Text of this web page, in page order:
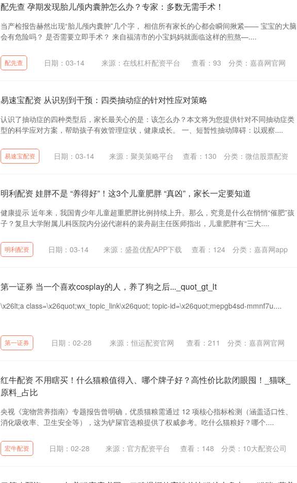
配先查 孕期发现胎儿颅内囊肿怎么办？专家：多数无需手术！
当产检报告赫然出现“胎儿颅内囊肿”几个字， 相信所有家长的心都会瞬间揪紧—— 宝宝的大脑
会有危险吗？ 是否需要立即手术？ 来自福清市的小宝妈妈就面临这样的煎熬—....
配先查 日期：03-14 来源：在线杠杆配资平台 查看：93 分类：嘉喜网官网
易速宝配资 从识别到干预：四类抽动症的针对性应对策略
认识了抽动症的四种类型后，家长最关心的是：该怎么办？本文将为您提供针对不同抽动症类
型的科学应对方案，帮助孩子有效管理症状，健康成长。 一、短暂性抽动障碍：以观察....
易速宝配资 日期：03-14 来源：聚美策略平台 查看： 130 分类： 微信股票配资
明利配资 娃胖不是 “养得好”！这3个儿童肥胖 “真凶”，家长一定要知道
健康提示 近年来，我国青少年儿童超重肥胖比例持续上升。那么，究竟是什么在悄悄“催肥”孩
子？复旦大学附属儿科医院内分泌代谢科的裴舟副主任医师指出，儿童肥胖有“三大....
明利配资 日期：03-14 来源：盛盈优配APP下载 查看： 124 分类： 嘉喜网app
第一证券 当一个喜欢cosplay的人，养了狗之后..._quot_gt_lt
\x26lt;a class=\x26quot;wx_topic_link\x26quot; topic-id=\x26quot;mepgb4sd-mmnf7u....
第一证券 日期：02-28 来源：恒运配资官网 查看：211 分类：嘉喜网官网
红牛配资 不用瞎买！什么猫粮值得入、哪个牌子好？高性价比款闭眼囤！_猫咪_
原料_占比
央视《宠物营养指南》专题报告曾明确，优质猫粮需通过 12 项核心指标检测（涵盖适口性、
消化吸收率、卫生安全等），这为铲屎官选粮提供了权威参考。吃什么猫粮好？哪个....
宏牛配资 日期：02-28 来源：官方配资平台 查看： 148 分类： 10大配资公司